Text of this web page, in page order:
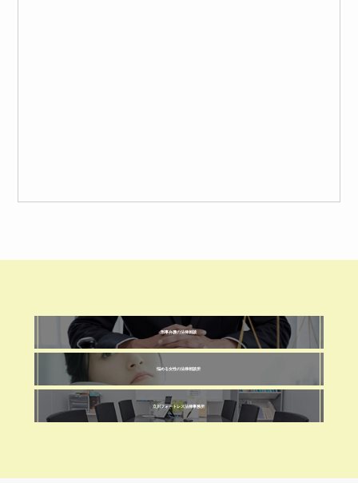
刑事弁護の法律相談
悩める女性の法律相談所
立川フォートレス法律事務所